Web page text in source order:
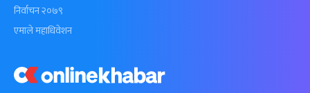
निर्वाचन २०७९
एमाले महाधिवेशन